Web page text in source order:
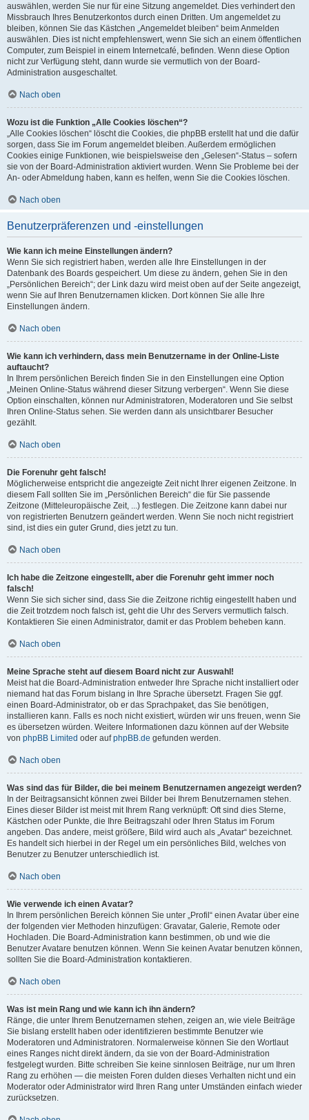
auswählen, werden Sie nur für eine Sitzung angemeldet. Dies verhindert den
Missbrauch Ihres Benutzerkontos durch einen Dritten. Um angemeldet zu
bleiben, können Sie das Kästchen „Angemeldet bleiben“ beim Anmelden
auswählen. Dies ist nicht empfehlenswert, wenn Sie sich an einem öffentlichen
Computer, zum Beispiel in einem Internetcafé, befinden. Wenn diese Option
nicht zur Verfügung steht, dann wurde sie vermutlich von der Board-
Administration ausgeschaltet.
Nach oben
Wozu ist die Funktion „Alle Cookies löschen“?
„Alle Cookies löschen“ löscht die Cookies, die phpBB erstellt hat und die dafür
sorgen, dass Sie im Forum angemeldet bleiben. Außerdem ermöglichen
Cookies einige Funktionen, wie beispielsweise den „Gelesen“-Status – sofern
sie von der Board-Administration aktiviert wurden. Wenn Sie Probleme bei der
An- oder Abmeldung haben, kann es helfen, wenn Sie die Cookies löschen.
Nach oben
Benutzerpräferenzen und -einstellungen
Wie kann ich meine Einstellungen ändern?
Wenn Sie sich registriert haben, werden alle Ihre Einstellungen in der
Datenbank des Boards gespeichert. Um diese zu ändern, gehen Sie in den
„Persönlichen Bereich“; der Link dazu wird meist oben auf der Seite angezeigt,
wenn Sie auf Ihren Benutzernamen klicken. Dort können Sie alle Ihre
Einstellungen ändern.
Nach oben
Wie kann ich verhindern, dass mein Benutzername in der Online-Liste
auftaucht?
In Ihrem persönlichen Bereich finden Sie in den Einstellungen eine Option
„Meinen Online-Status während dieser Sitzung verbergen“. Wenn Sie diese
Option einschalten, können nur Administratoren, Moderatoren und Sie selbst
Ihren Online-Status sehen. Sie werden dann als unsichtbarer Besucher
gezählt.
Nach oben
Die Forenuhr geht falsch!
Möglicherweise entspricht die angezeigte Zeit nicht Ihrer eigenen Zeitzone. In
diesem Fall sollten Sie im „Persönlichen Bereich“ die für Sie passende
Zeitzone (Mitteleuropäische Zeit, ...) festlegen. Die Zeitzone kann dabei nur
von registrierten Benutzern geändert werden. Wenn Sie noch nicht registriert
sind, ist dies ein guter Grund, dies jetzt zu tun.
Nach oben
Ich habe die Zeitzone eingestellt, aber die Forenuhr geht immer noch
falsch!
Wenn Sie sich sicher sind, dass Sie die Zeitzone richtig eingestellt haben und
die Zeit trotzdem noch falsch ist, geht die Uhr des Servers vermutlich falsch.
Kontaktieren Sie einen Administrator, damit er das Problem beheben kann.
Nach oben
Meine Sprache steht auf diesem Board nicht zur Auswahl!
Meist hat die Board-Administration entweder Ihre Sprache nicht installiert oder
niemand hat das Forum bislang in Ihre Sprache übersetzt. Fragen Sie ggf.
einen Board-Administrator, ob er das Sprachpaket, das Sie benötigen,
installieren kann. Falls es noch nicht existiert, würden wir uns freuen, wenn Sie
es übersetzen würden. Weitere Informationen dazu können auf der Website
von phpBB Limited oder aufphpBB.de gefunden werden.
Nach oben
Was sind das für Bilder, die bei meinem Benutzernamen angezeigt werden?
In der Beitragsansicht können zwei Bilder bei Ihrem Benutzernamen stehen.
Eines dieser Bilder ist meist mit Ihrem Rang verknüpft: Oft sind dies Sterne,
Kästchen oder Punkte, die Ihre Beitragszahl oder Ihren Status im Forum
angeben. Das andere, meist größere, Bild wird auch als „Avatar“ bezeichnet.
Es handelt sich hierbei in der Regel um ein persönliches Bild, welches von
Benutzer zu Benutzer unterschiedlich ist.
Nach oben
Wie verwende ich einen Avatar?
In Ihrem persönlichen Bereich können Sie unter „Profil“ einen Avatar über eine
der folgenden vier Methoden hinzufügen: Gravatar, Galerie, Remote oder
Hochladen. Die Board-Administration kann bestimmen, ob und wie die
Benutzer Avatare benutzen können. Wenn Sie keinen Avatar benutzen können,
sollten Sie die Board-Administration kontaktieren.
Nach oben
Was ist mein Rang und wie kann ich ihn ändern?
Ränge, die unter Ihrem Benutzernamen stehen, zeigen an, wie viele Beiträge
Sie bislang erstellt haben oder identifizieren bestimmte Benutzer wie
Moderatoren und Administratoren. Normalerweise können Sie den Wortlaut
eines Ranges nicht direkt ändern, da sie von der Board-Administration
festgelegt wurden. Bitte schreiben Sie keine sinnlosen Beiträge, nur um Ihren
Rang zu erhöhen — die meisten Foren dulden dieses Verhalten nicht und ein
Moderator oder Administrator wird Ihren Rang unter Umständen einfach wieder
zurücksetzen.